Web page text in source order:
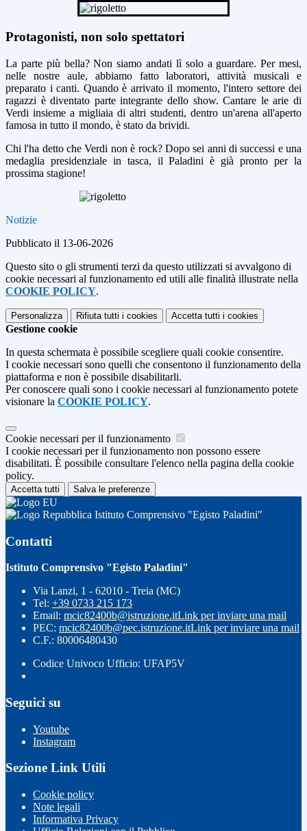
Protagonisti, non solo spettatori
La parte più bella? Non siamo andati lì solo a guardare. Per mesi,
nelle nostre aule, abbiamo fatto laboratori, attività musicali e
preparato i canti. Quando è arrivato il momento, l'intero settore dei
ragazzi è diventato parte integrante dello show. Cantare le arie di
Verdi insieme a migliaia di altri studenti, dentro un'arena all'aperto
famosa in tutto il mondo, è stato da brividi.
Chi l'ha detto che Verdi non è rock? Dopo sei anni di successi e una
medaglia presidenziale in tasca, il Paladini è già pronto per la
prossima stagione!
Notizie
Pubblicato il 13-06-2026
Questo sito o gli strumenti terzi da questo utilizzati si avvalgono di
cookie necessari al funzionamento ed utili alle finalità illustrate nella
COOKIE POLICY.
Personalizza Rifiuta tutti i cookies Accetta tutti i cookies
Gestione cookie
In questa schermata è possibile scegliere quali cookie consentire.
I cookie necessari sono quelli che consentono il funzionamento della
piattaforma e non è possibile disabilitarli.
Per conoscere quali sono i cookie necessari al funzionamento potete
visionare la COOKIE POLICY.
Cookie necessari per il funzionamento
I cookie necessari per il funzionamento non possono essere
disabilitati. È possibile consultare l'elenco nella pagina della cookie
policy.
Accetta tutti Salva le preferenze
Istituto Comprensivo "Egisto Paladini"
Contatti
Istituto Comprensivo "Egisto Paladini"
Via Lanzi, 1 - 62010 - Treia (MC)
Tel: +39 0733 215 173
Email: mcic82400b@istruzione.itLink per inviare una mail
PEC: mcic82400b@pec.istruzione.itLink per inviare una mail
C.F.: 80006480430
Codice Univoco Ufficio: UFAP5V
Seguici su
Youtube
Instagram
Sezione Link Utili
Cookie policy
Note legali
Informativa Privacy